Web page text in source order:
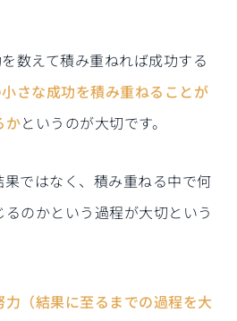
数えて積み重ねれば成功する
さな成功を積み重ねることが
かというのが大切です。
ではなく、積み重ねる中で何
のかという過程が大切という
力（結果に至るまでの過程を大